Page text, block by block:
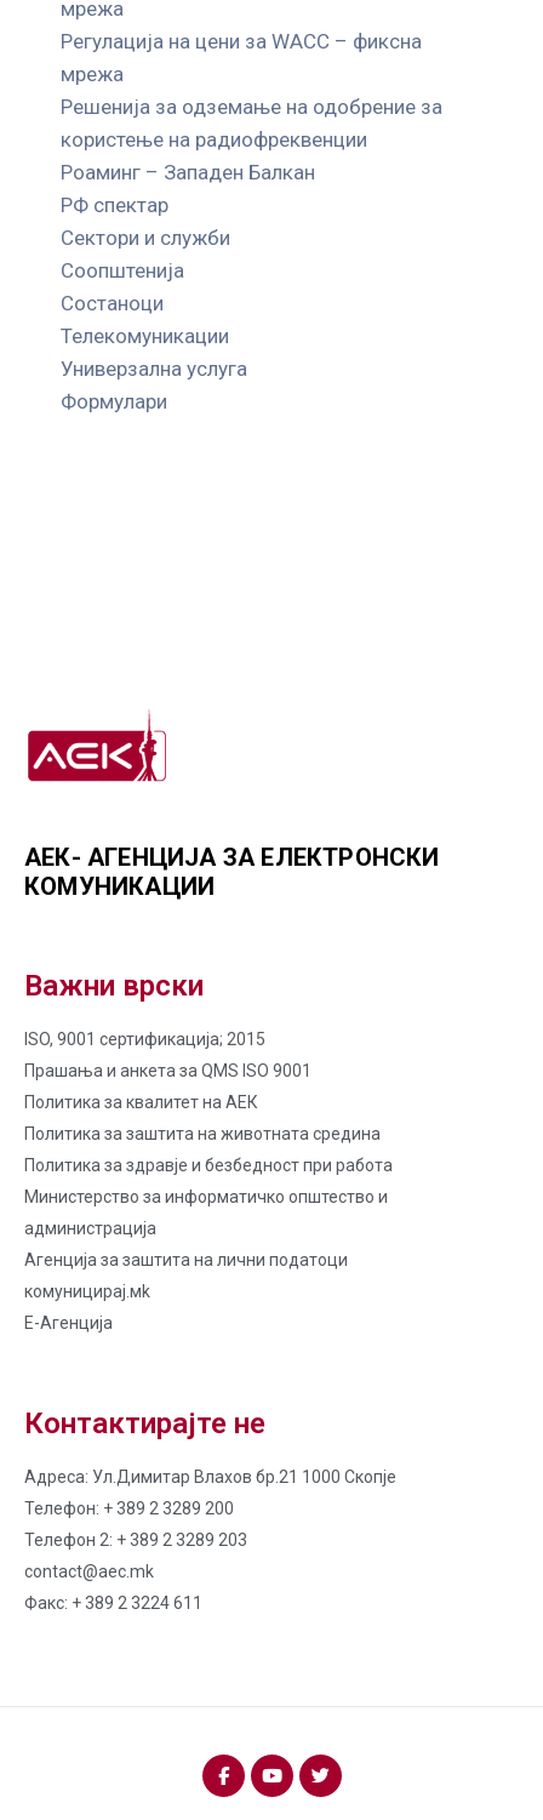
мрежа
Регулација на цени за WACC – фиксна
мрежа
Решенија за одземање на одобрение за
користење на радиофреквенции
Роаминг – Западен Балкан
РФ спектар
Сектори и служби
Соопштенија
Состаноци
Телекомуникации
Универзална услуга
Формулари
АЕК- АГЕНЦИЈА ЗА ЕЛЕКТРОНСКИ
КОМУНИКАЦИИ
Важни врски
ISO, 9001 сертификација; 2015
Прашања и анкета за QMS ISO 9001
Политика за квалитет на AЕК
Политика за заштита на животната средина
Политика за здравје и безбедност при работа
Министерство за информатичко општество и
администрација
Агенција за заштита на лични податоци
комуницирај.мk
Е-Агенција
Контактирајте не
Адреса: Ул.Димитар Влахов бр.21 1000 Скопје
Телефон: + 389 2 3289 200
Телефон 2: + 389 2 3289 203
contact@aec.mk
Факс: + 389 2 3224 611